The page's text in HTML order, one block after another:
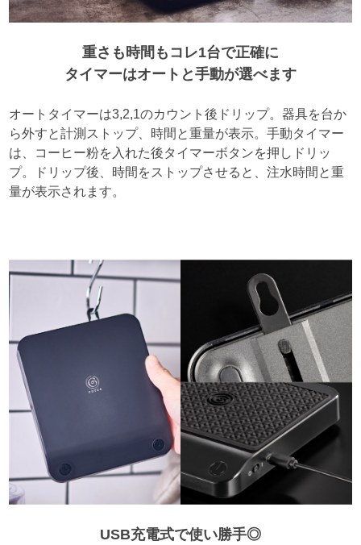
重さも時間もコレ1台で正確に
タイマーはオートと手動が選べます
オートタイマーは3,2,1のカウント後ドリップ。器具を台か
ら外すと計測ストップ、時間と重量が表示。手動タイマー
は、コーヒー粉を入れた後タイマーボタンを押しドリッ
プ。ドリップ後、時間をストップさせると、注水時間と重
量が表示されます。
USB充電式で使い勝手◎